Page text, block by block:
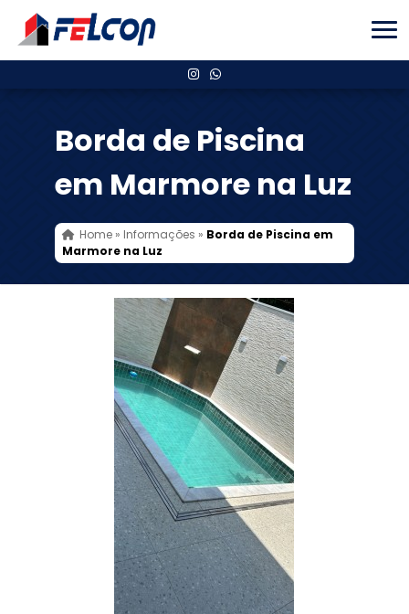
Borda de Piscina
em Marmore na Luz
Home» Informações » Borda de Piscina em
Marmore na Luz